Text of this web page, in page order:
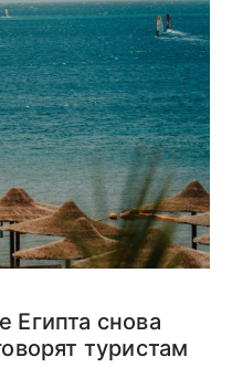
Египта снова
туристам